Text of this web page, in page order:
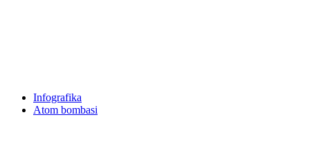
Infografika
Atom bombasi